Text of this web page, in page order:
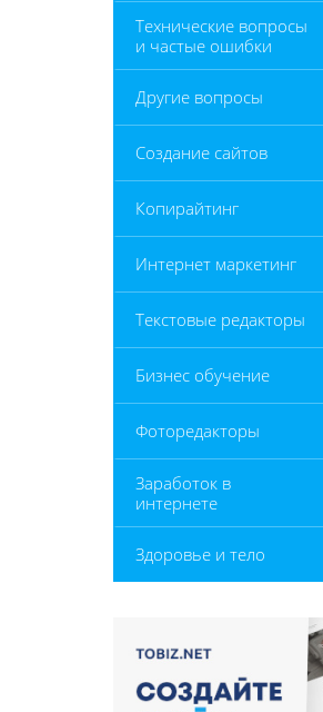
Технические вопросы
и частые ошибки
Другие вопросы
Создание сайтов
Копирайтинг
Интернет маркетинг
Текстовые редакторы
Бизнес обучение
Фоторедакторы
Заработок в
интернете
Здоровье и тело